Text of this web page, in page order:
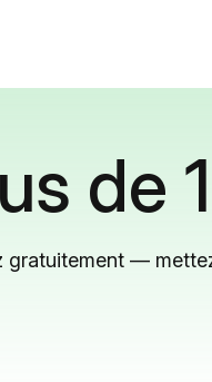
de
gratuitement —